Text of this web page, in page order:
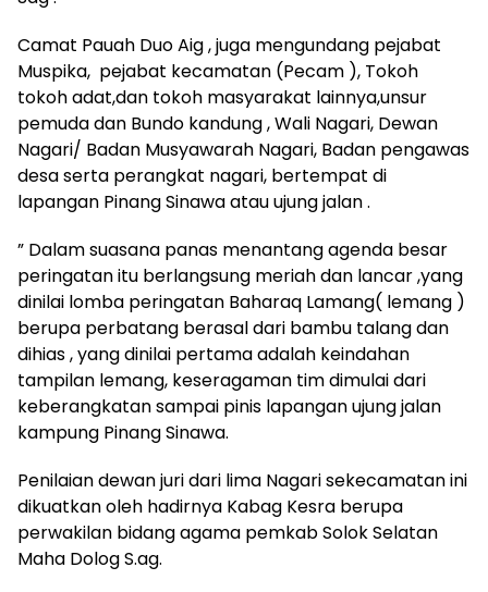
Camat Pauah Duo Aig , juga mengundang pejabat
Muspika, pejabat kecamatan (Pecam ), Tokoh
tokoh adat,dan tokoh masyarakat lainnya,unsur
pemuda dan Bundo kandung , Wali Nagari, Dewan
Nagari/ Badan Musyawarah Nagari, Badan pengawas
desa serta perangkat nagari, bertempat di
lapangan Pinang Sinawa atau ujung jalan .
” Dalam suasana panas menantang agenda besar
peringatan itu berlangsung meriah dan lancar ,yang
dinilai lomba peringatan Baharaq Lamang( lemang )
berupa perbatang berasal dari bambu talang dan
dihias , yang dinilai pertama adalah keindahan
tampilan lemang, keseragaman tim dimulai dari
keberangkatan sampai pinis lapangan ujung jalan
kampung Pinang Sinawa.
Penilaian dewan juri dari lima Nagari sekecamatan ini
dikuatkan oleh hadirnya Kabag Kesra berupa
perwakilan bidang agama pemkab Solok Selatan
Maha Dolog S.ag.